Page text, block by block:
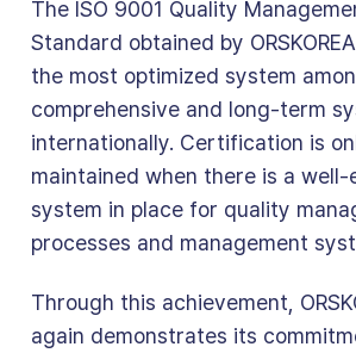
The ISO 9001 Quality
Standard obtained by
the most optimized system
comprehensive and long-term
internationally. Certification is
maintained when there is a well-
system in place for quality
processes and management
Through this achievement,
again demonstrates its